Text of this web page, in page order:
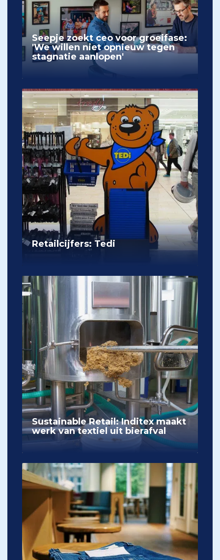
Seepje zoekt ceo voor groeifase:
'We willen niet opnieuw tegen
stagnatie aanlopen'
Retailcijfers: Tedi
Sustainable Retail: Inditex maakt
werk van textiel uit bierafval